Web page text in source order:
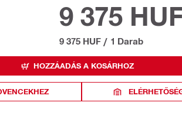
9 375
9 375 HUF / 1 Darab
HOZZÁADÁS A KOSÁRHOZ